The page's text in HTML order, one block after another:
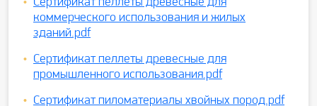
коммерческого использования и жилых
зданий.pdf
Сертификат пеллеты древесные для
промышленного использования.pdf
Сертификат пиломатериалы хвойных пород.pdf